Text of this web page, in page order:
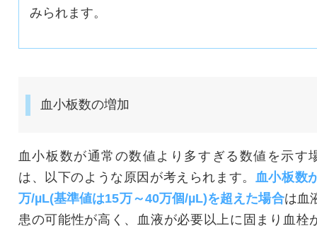
みられます。
血小板数の増加
血小板数が通常の数値より多すぎる数値を示す
は、以下のような原因が考えられます。 血小板数
万/µL(基準値は15万～40万個/µL)を超えた場合は血
患の可能性が高く、血液が必要以上に固まり血栓